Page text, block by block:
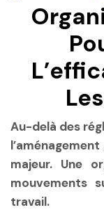
Au-delà des
majeur. Une
mouvements
travail.